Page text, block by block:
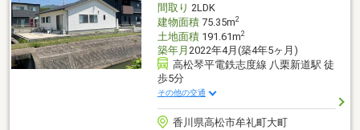
間取り 2LDK
建物面積75.35m2
土地面積191.61m2
築年月 2022年4月(築4年5ヶ月)
高松琴平電鉄志度線 八栗新道駅 徒
歩5分
その他の交通
香川県高松市牟礼町大町